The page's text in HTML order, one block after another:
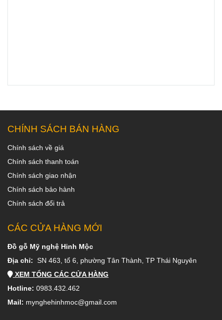
CHÍNH SÁCH BÁN HÀNG
Chính sách về giá
Chính sách thanh toán
Chính sách giao nhận
Chính sách bảo hành
Chính sách đổi trả
CÁC CỬA HÀNG MỚI
Đồ gỗ Mỹ nghệ Hinh Mộc
Địa chỉ: SN 463, tổ 6, phường Tân Thành, TP Thái Nguyên
XEM TỔNG CÁC CỬA HÀNG
Hotline: 0983.432.462
Mail: mynghehinhmoc@gmail.com